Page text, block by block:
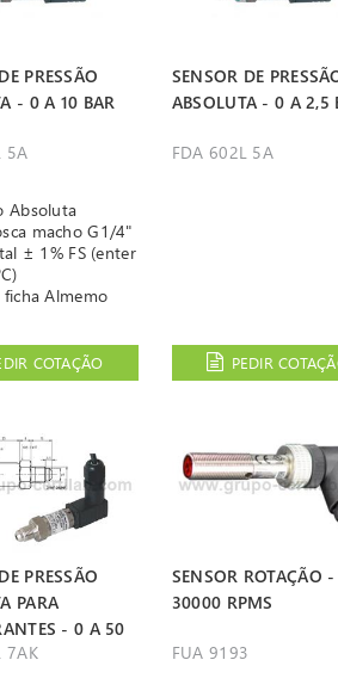
PRESSÃO
- 0 A 10 BAR
5A
Absoluta
macho G1/4"
± 1% FS (enter
ficha Almemo
COTAÇÃO
SENSOR DE
ABSOLUTA - 0 A 2,5
FDA 602L 5A
PEDIR
PRESSÃO
PARA
- 0 A 50
7AK
SENSOR ROTAÇÃO
30000 RPMS
FUA 9193